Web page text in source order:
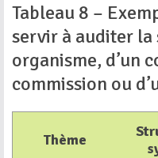
Tableau 8 –
servir à auditer la
organisme, d’un
commission ou
Thème